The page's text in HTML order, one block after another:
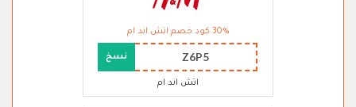
30% كود خصم اتش اند ام
Z6P5 نسخ
اتش اند ام